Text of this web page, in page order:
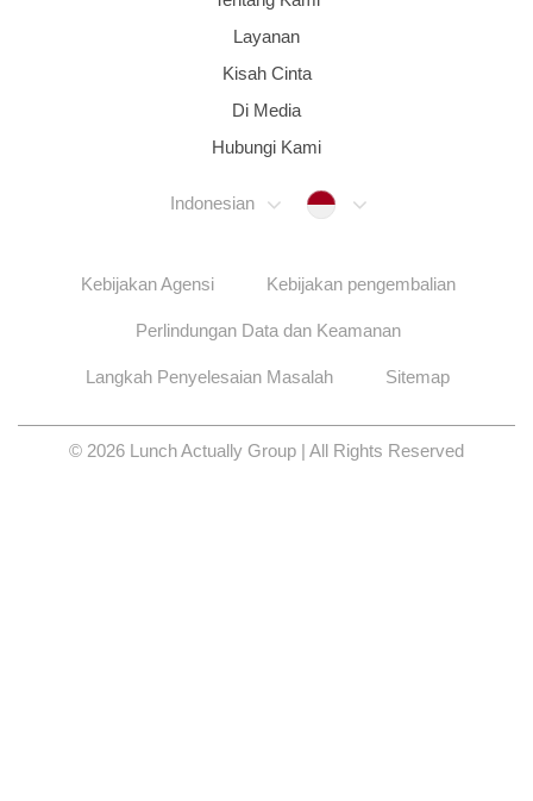
Layanan
Kisah Cinta
Di Media
Hubungi Kami
Indonesian Indonesia
Kebijakan Agensi Kebijakan pengembalian
Perlindungan Data dan Keamanan
Langkah Penyelesaian Masalah Sitemap
© 2026 Lunch Actually Group | All Rights Reserved